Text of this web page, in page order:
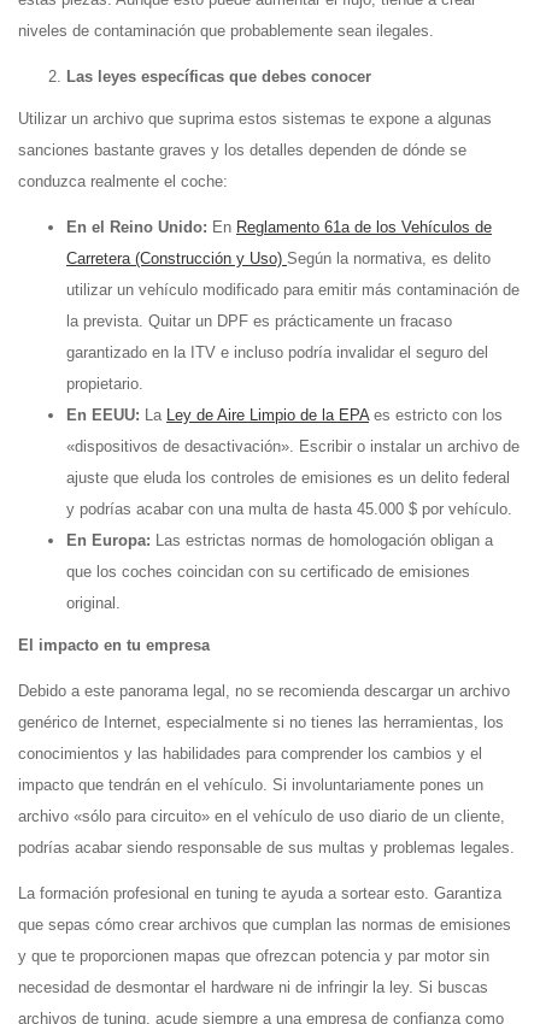
niveles de contaminación que probablemente sean ilegales.
Las leyes específicas que debes conocer
Utilizar un archivo que suprima estos sistemas te expone a algunas
sanciones bastante graves y los detalles dependen de dónde se
conduzca realmente el coche:
En el Reino Unido: En Reglamento 61a de los Vehículos de
Carretera (Construcción y Uso) Según la normativa, es delito
utilizar un vehículo modificado para emitir más contaminación de
la prevista. Quitar un DPF es prácticamente un fracaso
garantizado en la ITV e incluso podría invalidar el seguro del
propietario.
En EEUU: La Ley de Aire Limpio de la EPAes estricto con los
«dispositivos de desactivación». Escribir o instalar un archivo de
ajuste que eluda los controles de emisiones es un delito federal
y podrías acabar con una multa de hasta 45.000 $ por vehículo.
En Europa: Las estrictas normas de homologación obligan a
que los coches coincidan con su certificado de emisiones
original.
El impacto en tu empresa
Debido a este panorama legal, no se recomienda descargar un archivo
genérico de Internet, especialmente si no tienes las herramientas, los
conocimientos y las habilidades para comprender los cambios y el
impacto que tendrán en el vehículo. Si involuntariamente pones un
archivo «sólo para circuito» en el vehículo de uso diario de un cliente,
podrías acabar siendo responsable de sus multas y problemas legales.
La formación profesional en tuning te ayuda a sortear esto. Garantiza
que sepas cómo crear archivos que cumplan las normas de emisiones
y que te proporcionen mapas que ofrezcan potencia y par motor sin
necesidad de desmontar el hardware ni de infringir la ley. Si buscas
archivos de tuning, acude siempre a una empresa de confianza como